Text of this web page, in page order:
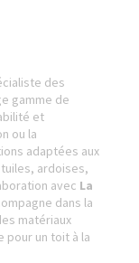
des
gamme de
et
ou la
adaptées aux
ardoises,
avec La
dans la
matériaux
pour un toit à la